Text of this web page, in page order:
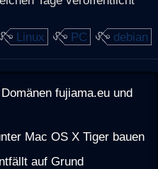
Linux PC debian
fujiama.eu und
Mac OS X Tiger bauen
auf Grund